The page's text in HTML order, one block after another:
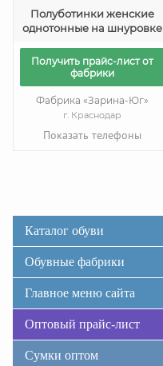
Полуботинки женские
однотонные на шнуровке
Получить прайс-лист от
фабрики
Фабрика «Зарина-Юг»
г. Краснодар
Показать телефоны
Каталог обуви
Обувные фабрики
Главное меню сайта
Оптовый прайс-лист
Сумки оптом